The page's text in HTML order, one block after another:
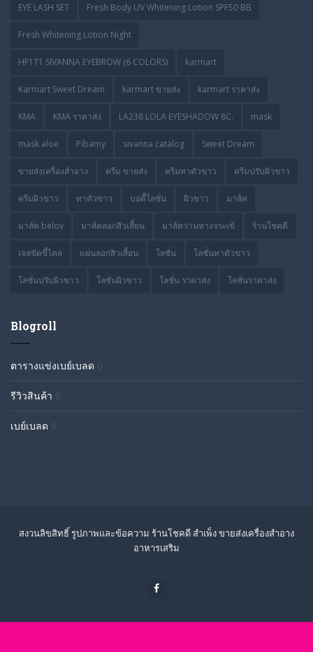
EYE LASH SET Fresh Body UV Whitening Lotion SPF50 BB
Fresh Whitening Lotion Night
HF171 SIVANNA EYEBROW (6 COLORS) karmart
Karmart Sweet Dream karmart ขายส่ง karmart ราคาส่ง
KMA KMA ราคาส่ง LA238 LOLA EYESHADOW 8C. mask
mask aloe Pibamy sivanna catalog Sweet Dream
ขายส่งเครื่องสำอาง ครีม ขายส่ง ครีมทาตัวขาว ครีมปรับผิวขาว
ครีมผิวขาว ทาตัวขาว บอดี้โลชั่น ผิวขาว มาส์ค
มาส์ค belov มาส์คลอกสิวเสี้ยน มาส์คว่านหางจระเข้ ร้านโชคดี
เจลขัดขี้ไคล แผ่นลอกสิวเสี้ยน โลชั่น โลชั่นทาตัวขาว
โลชั่นปรับผิวขาว โลชั่นผิวขาว โลชั่น ราคาส่ง โลชั่นราคาส่ง
Blogroll
ตารางแข่งเบย์เบลด 0
รีวิวสินค้า 0
เบย์เบลด 0
สงวนลิขสิทธิ์ รูปภาพและข้อความ ร้านโชคดี สำเพ็ง ขายส่งเครื่องสำอาง
อาหารเสริม